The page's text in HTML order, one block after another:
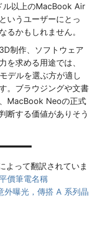
ル以上のMacBook Air
いうユーザーにとっ
るかもしれません。
制作、ソフトウェア
を求める用途では、
デルを選ぶ方が適し
。ブラウジングや文書
MacBook Neoの正式
断する価値がありそう
よって翻訳されていま
價筆電名稱
外曝光，傳搭 A 系列晶